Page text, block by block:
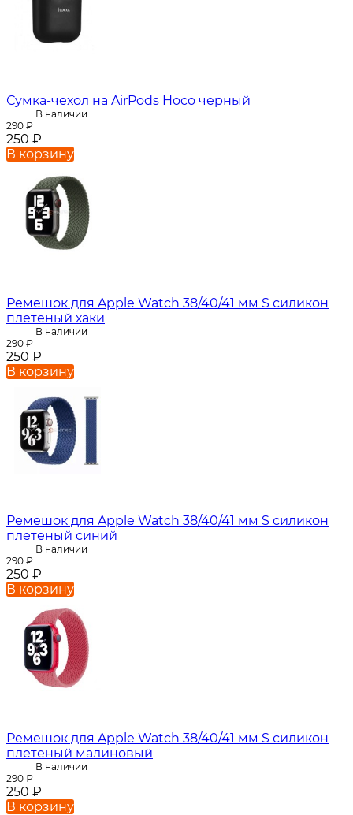
Сумка-чехол на AirPods Hoco черный
В наличии
290 ₽
250 ₽
В корзину
Ремешок для Apple Watch 38/40/41 мм S силикон
плетеный хаки
В наличии
290 ₽
250 ₽
В корзину
Ремешок для Apple Watch 38/40/41 мм S силикон
плетеный синий
В наличии
290 ₽
250 ₽
В корзину
Ремешок для Apple Watch 38/40/41 мм S силикон
плетеный малиновый
В наличии
290 ₽
250 ₽
В корзину